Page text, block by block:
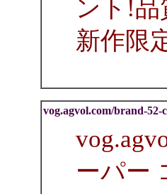
ント!品
新作限
vog.agvol.com/brand-
ーパー